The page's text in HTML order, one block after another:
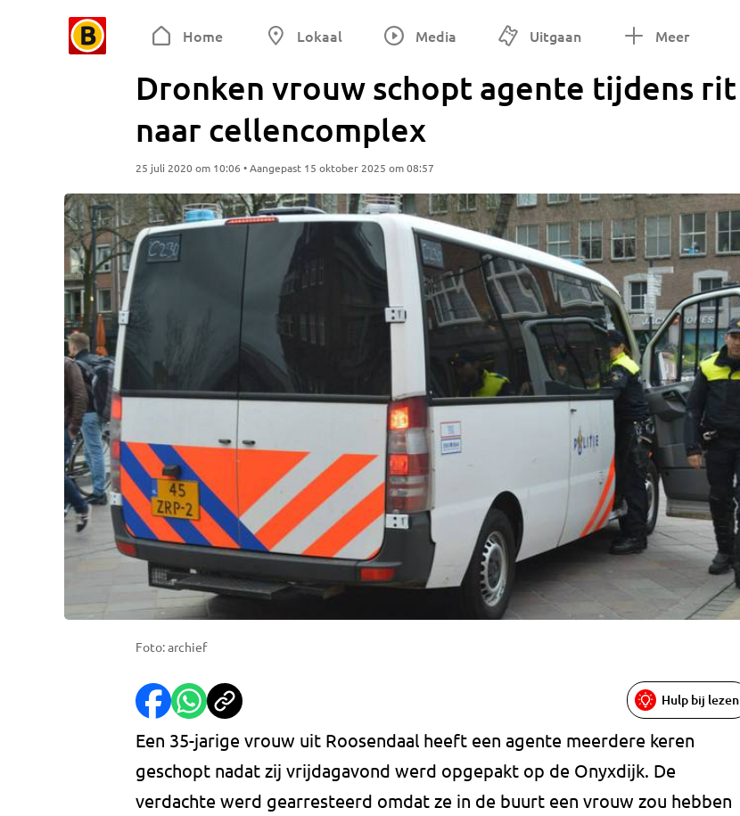
Home Lokaal Media Uitgaan Meer
Dronken vrouw schopt agente tijdens rit
naar cellencomplex
25 juli 2020 om 10:06 • Aangepast 15 oktober 2025 om 08:57
Foto: archief
Hulp bij lezen
Een 35-jarige vrouw uit Roosendaal heeft een agente meerdere keren
geschopt nadat zij vrijdagavond werd opgepakt op de Onyxdijk. De
verdachte werd gearresteerd omdat ze in de buurt een vrouw zou hebben